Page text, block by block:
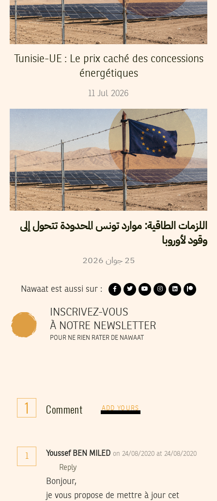
Tunisie-UE : Le prix caché des concessions
énergétiques
11 Jul 2026
اللزمات الطاقية: موارد تونس المحدودة تتحول إلى
وقود لأوروبا
25 جوان2026
Nawaat est aussi sur :
INSCRIVEZ-VOUS
À NOTRE NEWSLETTER
POUR NE RIEN RATER DE NAWAAT
1 Comment ADD YOURS
1 Youssef BEN MILED on 24/08/2020 at 24/08/2020
Reply
Bonjour,
je vous propose de mettre à jour cet